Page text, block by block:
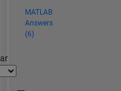
MATLAB
Answers
(6)